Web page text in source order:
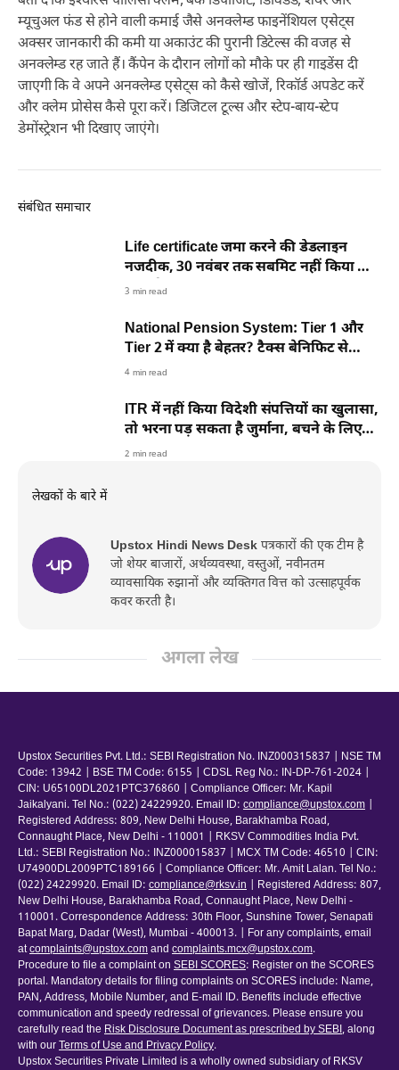
म्यूचुअल फंड से होने वाली कमाई जैसे अनक्लेम्ड फाइनेंशियल एसेट्स
अक्सर जानकारी की कमी या अकाउंट की पुरानी डिटेल्स की वजह से
अनक्लेम्ड रह जाते हैं। कैंपेन के दौरान लोगों को मौके पर ही गाइडेंस दी
जाएगी कि वे अपने अनक्लेम्ड एसेट्स को कैसे खोजें, रिकॉर्ड अपडेट करें
और क्लेम प्रोसेस कैसे पूरा करें। डिजिटल टूल्स और स्टेप-बाय-स्टेप
डेमोंस्ट्रेशन भी दिखाए जाएंगे।
संबंधित समाचार
Life certificate जमा करने की डेडलाइन
नजदीक, 30 नवंबर तक सबमिट नहीं किया तो
क्या होगा?
3 min read
National Pension System: Tier 1 और
Tier 2 में क्या है बेहतर? टैक्स बेनिफिट से
निकासी नियम तक सब कुछ
4 min read
ITR में नहीं किया विदेशी संपत्तियों का खुलासा,
तो भरना पड़ सकता है जुर्माना, बचने के लिए
क्या करें?
2 min read
लेखकों के बारे में
Upstox Hindi News Desk पत्रकारों की एक टीम है
जो शेयर बाजारों, अर्थव्यवस्था, वस्तुओं, नवीनतम
व्यावसायिक रुझानों और व्यक्तिगत वित्त को उत्साहपूर्वक
कवर करती है।
अगला लेख
Upstox Securities Pvt. Ltd.: SEBI Registration No. INZ000315837 | NSE TM
Code: 13942 | BSE TM Code: 6155 | CDSL Reg No.: IN-DP-761-2024 |
CIN: U65100DL2021PTC376860 | Compliance Officer: Mr. Kapil
Jaikalyani. Tel No.: (022) 24229920. Email ID: compliance@upstox.com
Registered Address: 809, New Delhi House, Barakhamba Road,
Connaught Place, New Delhi - 110001 | RKSV Commodities India Pvt.
Ltd.: SEBI Registration No.: INZ000015837 | MCX TM Code: 46510 | CIN:
U74900DL2009PTC189166 | Compliance Officer: Mr. Amit Lalan. Tel No.:
(022) 24229920. Email ID: compliance@rksv.in
| Registered Address: 807,
New Delhi House, Barakhamba Road, Connaught Place, New Delhi -
110001. Correspondence Address: 30th Floor, Sunshine Tower, Senapati
Bapat Marg, Dadar (West), Mumbai - 400013. | For any complaints, email
atcomplaints@upstox.comand complaints.mcx@upstox.com.
Procedure to file a complaint on SEBI SCORES: Register on the SCORES
portal. Mandatory details for filing complaints on SCORES include: Name,
PAN, Address, Mobile Number, and E-mail ID. Benefits include effective
communication and speedy redressal of grievances. Please ensure you
carefully read the Risk Disclosure Document as prescribed by SEBI, along
with ourTerms of Use and Privacy Policy.
Upstox Securities Private Limited is a wholly owned subsidiary of RKSV